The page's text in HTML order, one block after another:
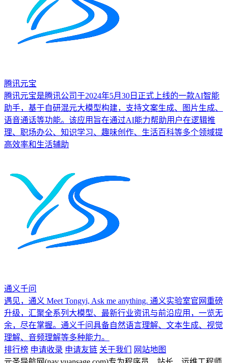
腾讯元宝
腾讯元宝是腾讯公司于2024年5月30日正式上线的一款AI智能
助手，基于自研混元大模型构建，支持文案生成、图片生成、
语音通话等功能。该应用旨在通过AI能力帮助用户在逻辑推
理、职场办公、知识学习、趣味创作、生活百科等多个领域提
高效率和生活辅助
通义千问
遇见，通义 Meet Tongyi, Ask me anything. 通义实验室官网重磅
升级，汇聚全系列大模型、最新行业资讯与前沿应用，一览无
余，尽在掌握。通义千问具备自然语言理解、文本生成、视觉
理解、音频理解等多种能力。
排行榜 申请收录 申请友链 关于我们
网站地图